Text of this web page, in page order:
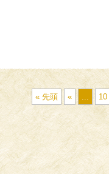
« 先頭 « ... 10